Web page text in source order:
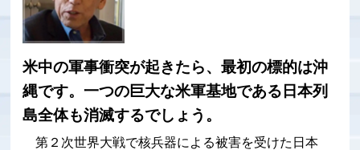
米中の軍事衝突が起きたら、最初の標的は沖
縄です。一つの巨大な米軍基地である日本列
島全体も消滅するでしょう。
第２次世界大戦で核兵器による被害を受けた日本